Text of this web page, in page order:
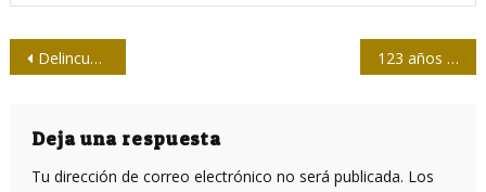
Navegación
entradas
Delincuentes pagados por maquinaria de odio en Miami profanaron estatuas de José Martí 123 años de cine en Cuba
Deja una respuesta
Tu dirección de correo electrónico no será publicada. Los